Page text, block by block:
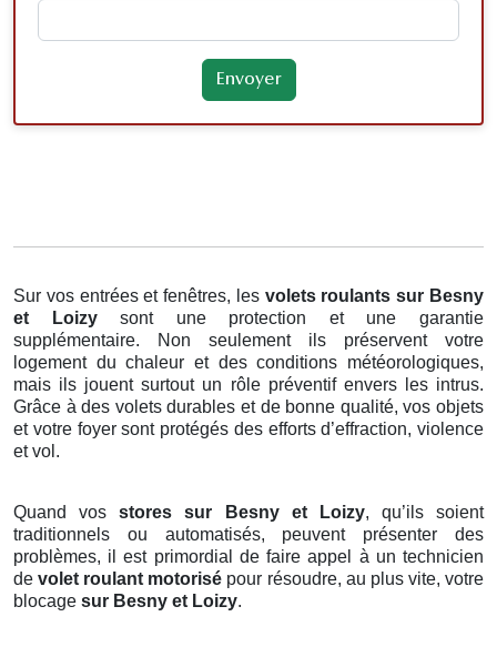
Sur vos entrées et fenêtres, les volets roulants sur Besny
et Loizysont une protection et une garantie
supplémentaire. Non seulement ils préservent votre
logement du chaleur et des conditions météorologiques,
mais ils jouent surtout un rôle préventif envers les intrus.
Grâce à des volets durables et de bonne qualité, vos objets
et votre foyer sont protégés des efforts d’effraction, violence
et vol.
Quand vosstores sur Besny et Loizy, qu’ils soient
traditionnels ou automatisés, peuvent présenter des
problèmes, il est primordial de faire appel à un technicien
devolet roulant motorisé pour résoudre, au plus vite, votre
blocage sur Besny et Loizy.